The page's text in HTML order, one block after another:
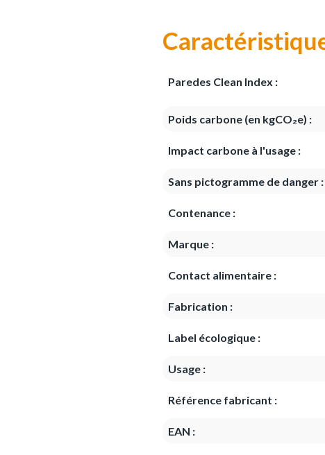
Paredes Clean Index :
Poids carbone (en kgCO₂e) :
Impact carbone à l'usage :
Sans pictogramme de danger :
Contenance :
Marque :
Contact alimentaire :
Fabrication :
Label écologique :
Usage :
Référence fabricant :
EAN :